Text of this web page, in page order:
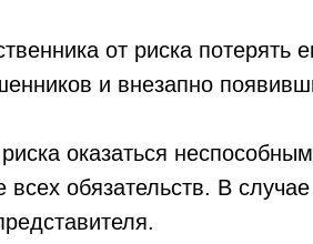
от риска потерять
и внезапно
оказаться
обязательств. В